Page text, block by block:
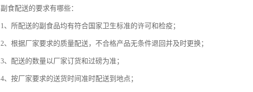
副食配送的要求有哪些：
1、所配送的副食品均有符合国家卫生标准的许可和检疫；
2、根据厂家要求的质量配送，不合格产品无条件退回并及时更换；
3、配送的数量以厂家订货和过磅为准；
4、按厂家要求的送货时间准时配送到地点；